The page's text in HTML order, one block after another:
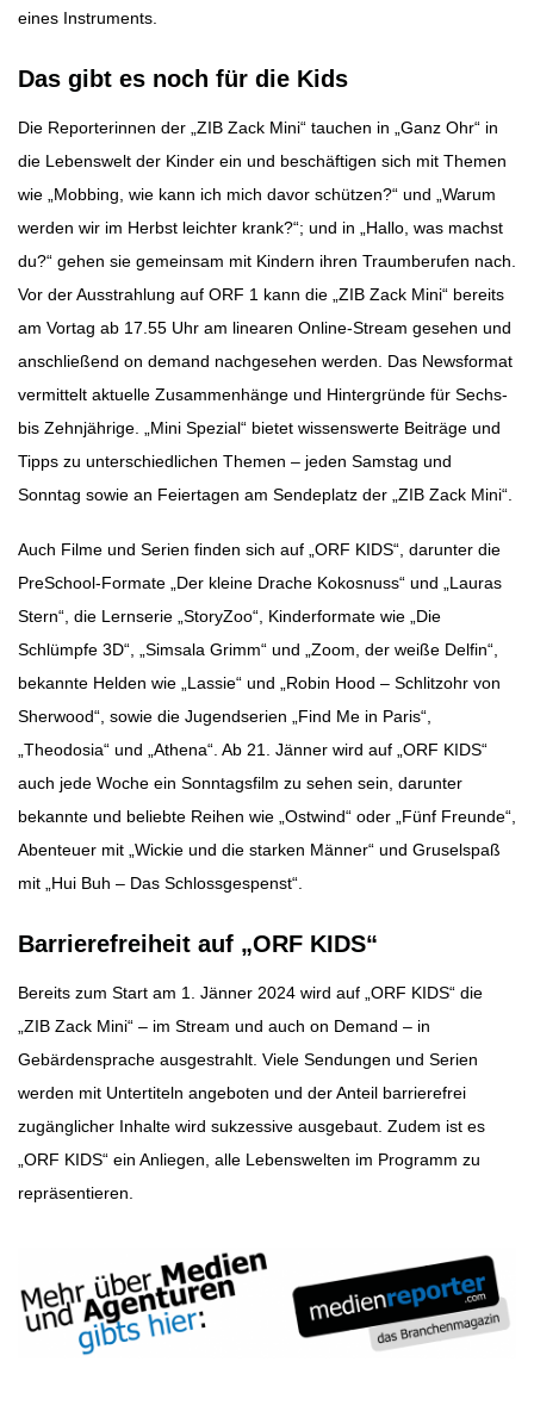
eines Instruments.
Das gibt es noch für die Kids
Die Reporterinnen der „ZIB Zack Mini“ tauchen in „Ganz Ohr“ in
die Lebenswelt der Kinder ein und beschäftigen sich mit Themen
wie „Mobbing, wie kann ich mich davor schützen?“ und „Warum
werden wir im Herbst leichter krank?“; und in „Hallo, was machst
du?“ gehen sie gemeinsam mit Kindern ihren Traumberufen nach.
Vor der Ausstrahlung auf ORF 1 kann die „ZIB Zack Mini“ bereits
am Vortag ab 17.55 Uhr am linearen Online-Stream gesehen und
anschließend on demand nachgesehen werden. Das Newsformat
vermittelt aktuelle Zusammenhänge und Hintergründe für Sechs-
bis Zehnjährige. „Mini Spezial“ bietet wissenswerte Beiträge und
Tipps zu unterschiedlichen Themen – jeden Samstag und
Sonntag sowie an Feiertagen am Sendeplatz der „ZIB Zack Mini“.
Auch Filme und Serien finden sich auf „ORF KIDS“, darunter die
PreSchool-Formate „Der kleine Drache Kokosnuss“ und „Lauras
Stern“, die Lernserie „StoryZoo“, Kinderformate wie „Die
Schlümpfe 3D“, „Simsala Grimm“ und „Zoom, der weiße Delfin“,
bekannte Helden wie „Lassie“ und „Robin Hood – Schlitzohr von
Sherwood“, sowie die Jugendserien „Find Me in Paris“,
„Theodosia“ und „Athena“. Ab 21. Jänner wird auf „ORF KIDS“
auch jede Woche ein Sonntagsfilm zu sehen sein, darunter
bekannte und beliebte Reihen wie „Ostwind“ oder „Fünf Freunde“,
Abenteuer mit „Wickie und die starken Männer“ und Gruselspaß
mit „Hui Buh – Das Schlossgespenst“.
Barrierefreiheit auf „ORF KIDS“
Bereits zum Start am 1. Jänner 2024 wird auf „ORF KIDS“ die
„ZIB Zack Mini“ – im Stream und auch on Demand – in
Gebärdensprache ausgestrahlt. Viele Sendungen und Serien
werden mit Untertiteln angeboten und der Anteil barrierefrei
zugänglicher Inhalte wird sukzessive ausgebaut. Zudem ist es
„ORF KIDS“ ein Anliegen, alle Lebenswelten im Programm zu
repräsentieren.